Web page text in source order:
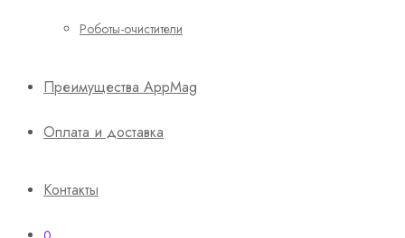
Роботы-очистители
Преимущества AppMag
Оплата и доставка
Контакты